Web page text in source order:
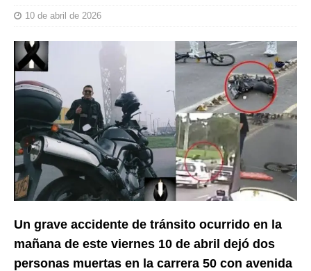
10 de abril de 2026
Un grave accidente de tránsito ocurrido en la
mañana de este viernes 10 de abril dejó dos
personas muertas en la carrera 50 con avenida